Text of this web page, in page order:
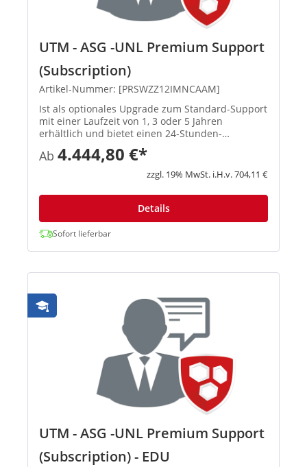
UTM - ASG -UNL Premium Support
(Subscription)
Artikel-Nummer: [PRSWZZ12IMNCAAM]
Ist als optionales Upgrade zum Standard-Support
mit einer Laufzeit von 1, 3 oder 5 Jahren
erhältlich und bietet einen 24-Stunden-
Hardwareaustausch nach Meldung des
Supportfalls, automatische
Softwareaktualisierungen sowie 24-Stunden-
Ab 4.444,80 €*
zzgl. 19% MwSt. i.H.v. 704,11 €
Details
Sofort lieferbar
UTM - ASG -UNL Premium Support
(Subscription) - EDU